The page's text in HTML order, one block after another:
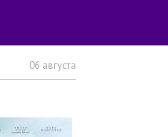
06 августа